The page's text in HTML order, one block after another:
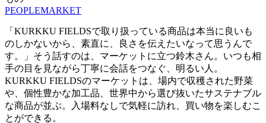
PEOPLEMARKET
「KURKKU FIELDSで取り扱っている商品は本当に良いも
のしかないから、素直に、良さを伝えたいなって思うんで
す。」そう話すのは、マーケットに立つ鈴木さん。いつも相
手の目を見ながら丁寧に会話をつなぐ、明るい人。
KURKKU FIELDSのマーケットは、場内で収穫された野菜
や、個性豊かな加工品、世界中から選び抜いたサステナブル
な商品が並ぶ。入場料なしで気軽に訪れ、買い物を楽しむこ
とができる。